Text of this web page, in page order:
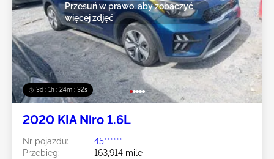
3d : 1h : 24m : 29s
Przesuń w prawo, aby zobaczyć
więcej zdjęć
2020 KIA Niro 1.6L
Nr pojazdu:
45******
Przebieg:
163,914 mile